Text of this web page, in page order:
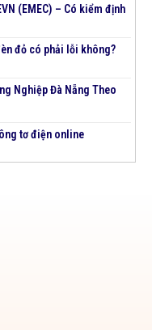
(EMEC) – Có kiểm định
đỏ có phải lỗi không?
Nghiệp Đà Nẵng Theo
tơ điện online